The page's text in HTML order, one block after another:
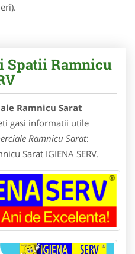
Spatii Ramnicu
Ramnicu Sarat
gasi informatii utile
Ramnicu Sarat:
Sarat IGIENA SERV.